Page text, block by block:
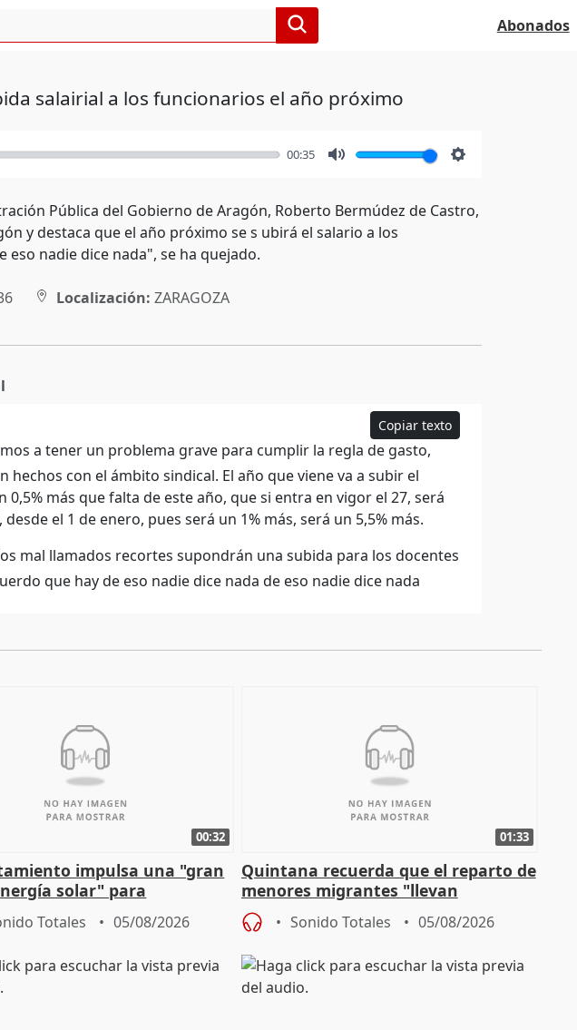
Abonados
salairial a los funcionarios el año próximo
00:35
Pública del Gobierno de Aragón, Roberto Bermúdez de Castro,
y destaca que el año próximo se s ubirá el salario a los
nadie dice nada", se ha quejado.
Localización: ZARAGOZA
Copiar texto
a tener un problema grave para cumplir la regla de gasto,
con el ámbito sindical. El año que viene va a subir el
más que falta de este año, que si entra en vigor el 27, será
el 1 de enero, pues será un 1% más, será un 5,5% más.
mal llamados recortes supondrán una subida para los docentes
que hay de eso nadie dice nada de eso nadie dice nada
00:32
impulsa una "gran
solar" para
Totales 05/08/2026
01:33
Quintana recuerda que el reparto de
menores migrantes "llevan
aportación del Gobierno" central
Sonido Totales 05/08/2026